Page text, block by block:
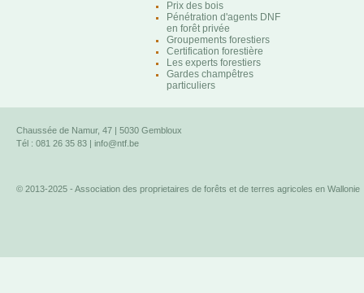
Prix des bois
Pénétration d'agents DNF
en forêt privée
Groupements forestiers
Certification forestière
Les experts forestiers
Gardes champêtres
particuliers
Chaussée de Namur, 47 | 5030 Gembloux
Tél : 081 26 35 83 | info@ntf.be
© 2013-2025 - Association des proprietaires de forêts et de terres agricoles en Wallonie